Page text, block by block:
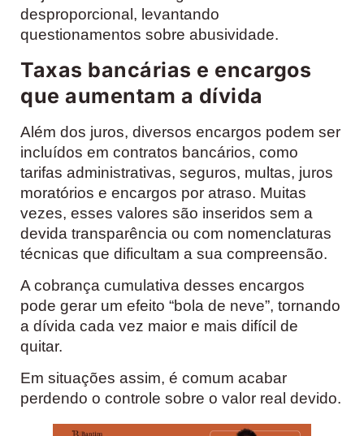
desproporcional, levantando
questionamentos sobre abusividade.
Taxas bancárias e encargos
que aumentam a dívida
Além dos juros, diversos encargos podem ser
incluídos em contratos bancários, como
tarifas administrativas, seguros, multas, juros
moratórios e encargos por atraso. Muitas
vezes, esses valores são inseridos sem a
devida transparência ou com nomenclaturas
técnicas que dificultam a sua compreensão.
A cobrança cumulativa desses encargos
pode gerar um efeito “bola de neve”, tornando
a dívida cada vez maior e mais difícil de
quitar.
Em situações assim, é comum acabar
perdendo o controle sobre o valor real devido.